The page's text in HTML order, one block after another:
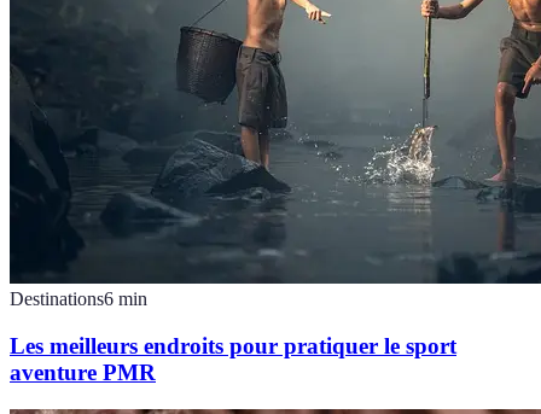
Destinations6 min
Les meilleurs endroits pour pratiquer le sport
aventure PMR